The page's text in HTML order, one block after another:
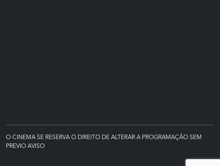
O CINEMA SE RESERVA O DIREITO DE ALTERAR A PROGRAMAÇÃO SEM
PREVIO AVISO